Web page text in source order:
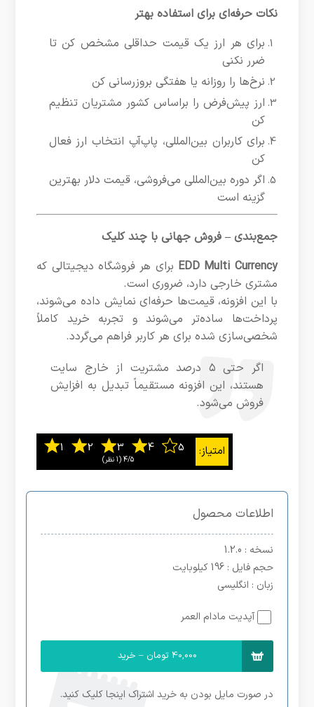
نکات حرفه‌ای برای استفاده بهتر
برای هر ارز یک قیمت حداقلی مشخص کن تا
ضرر نکنی
نرخ‌ها را روزانه یا هفتگی بروزرسانی کن
ارز پیش‌فرض را براساس کشور مشتریان تنظیم
کن
برای کاربران بین‌المللی، پاپ‌آپ انتخاب ارز فعال
کن
اگر دوره بین‌المللی می‌فروشی، قیمت دلار بهترین
گزینه است
جمع‌بندی – فروش جهانی با چند کلیک
EDD Multi Currency برای هر فروشگاه دیجیتالی که
مشتری خارجی دارد، ضروری است.
با این افزونه، قیمت‌ها حرفه‌ای نمایش داده می‌شوند،
پرداخت‌ها ساده‌تر می‌شوند و تجربه خرید کاملاً
شخصی‌سازی شده برای هر کاربر فراهم می‌گردد.
اگر حتی ۵ درصد مشتریت از خارج سایت
هستند، این افزونه مستقیماً تبدیل به افزایش
فروش می‌شود.
4/5 ‫(1 نظر)
اطلاعات محصول
نسخه : 1.2.0
حجم فایل : 196 کیلوبایت
زبان : انگلیسی
آپدیت مادام العمر
40,000 تومان – خرید
در صورت مایل بودن به خرید اشتراک اینجا کلیک کنید.